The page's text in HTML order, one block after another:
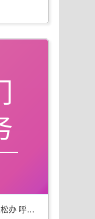
工商注册公司 年检轻松办 呼伦贝尔优选